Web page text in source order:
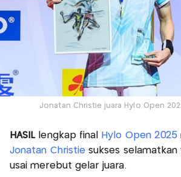
Jonatan Christie juara Hylo Open
HASIL lengkap final Hylo Open 2025
Jonatan Christie sukses selamatkan
usai merebut gelar juara.